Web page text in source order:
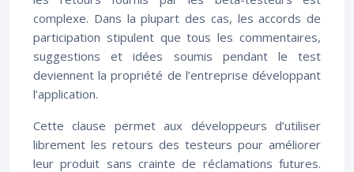
complexe. Dans la plupart des cas, les accords de
participation stipulent que tous les commentaires,
suggestions et idées soumis pendant le test
deviennent la propriété de l’entreprise développant
l’application.
Cette clause permet aux développeurs d’utiliser
librement les retours des testeurs pour améliorer
leur produit sans crainte de réclamations futures.